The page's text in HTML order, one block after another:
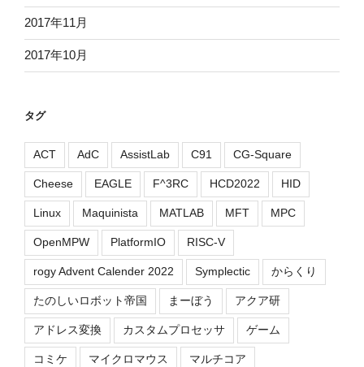
2017年11月
2017年10月
タグ
ACT AdC AssistLab C91 CG-Square
Cheese EAGLE F^3RC HCD2022 HID
Linux Maquinista MATLAB MFT MPC
OpenMPW PlatformIO RISC-V
rogy Advent Calender 2022 Symplectic からくり
たのしいロボット帝国 まーぼう アクア研
アドレス変換 カスタムプロセッサ ゲーム
コミケ マイクロマウス マルチコア